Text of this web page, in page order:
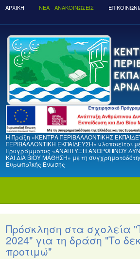
ΑΡΧΙΚΉ ΝΈΑ - ΑΝΑΚΟΙΝΏΣΕΙΣ
Η Πράξη «ΚΕΝΤΡΑ ΠΕΡΙΒΑΛΛΟΝΤΙΚΗΣ
ΠΕΡΙΒΑΛΛΟΝΤΙΚΗ ΕΚΠΑΙΔΕΥΣΗ» υλοποιείται
Προγράμματος «ΑΝΑΠΤΥΞΗ ΑΝΘΡΩΠΙΝΟΥ
ΚΑΙ ΔΙΑ ΒΙΟΥ ΜΑΘΗΣΗ» με τη
Ευρωπαϊκής Ένωσης
Πρόσκληση στα σχολεία
2024" για τη δράση "Το
προτιμώ"